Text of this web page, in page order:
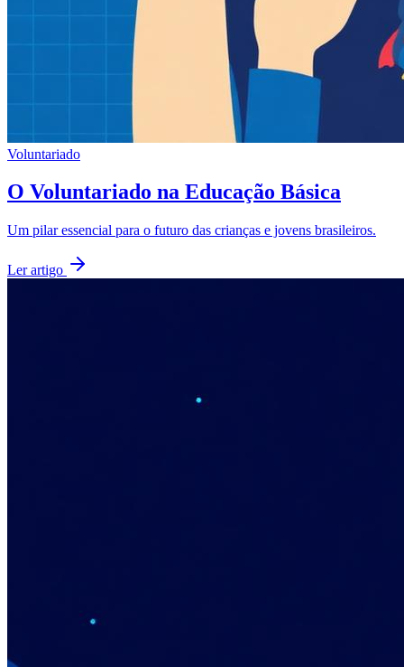
Voluntariado
O Voluntariado na Educação Básica
Um pilar essencial para o futuro das crianças e jovens brasileiros.
Ler artigo